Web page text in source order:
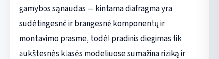
gamybos sąnaudas — kintama diafragma yra
sudėtingesnė ir brangesnė komponentų ir
montavimo prasme, todėl pradinis diegimas tik
aukštesnės klasės modeliuose sumažina riziką ir